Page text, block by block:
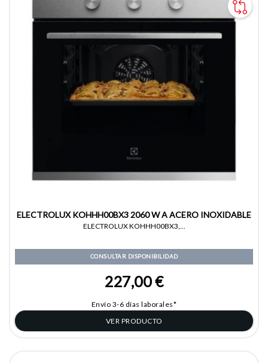
ELECTROLUX KOHHH00BX3 2060 W A ACERO INOXIDABLE
ELECTROLUX KOHHH00BX3,...
CONSULTAR DISPONIBILIDAD
227,00 €
Envío 3-6 días laborales*
VER PRODUCTO